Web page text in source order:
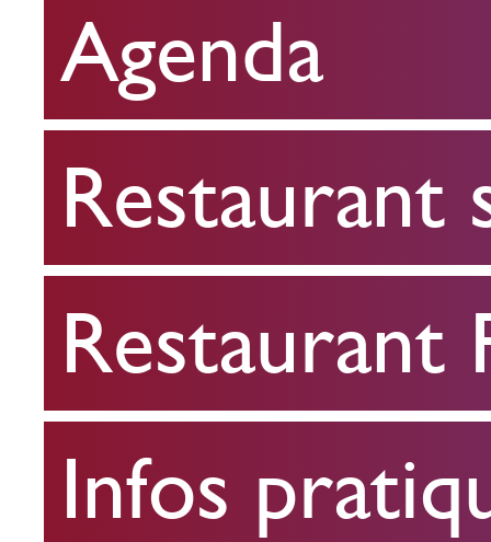
Restaurant
scolaire
Restaurant
FPA
Infos
pratiques
Agenda
Restaurant
Restaurant
Infos